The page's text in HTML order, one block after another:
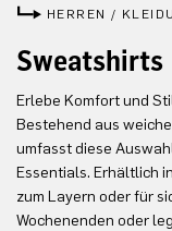
HERREN /
Sweatshirts
Erlebe Komfort und
Bestehend aus
umfasst diese
Essentials. Erhältlich
zum Layern oder für
Wochenenden oder